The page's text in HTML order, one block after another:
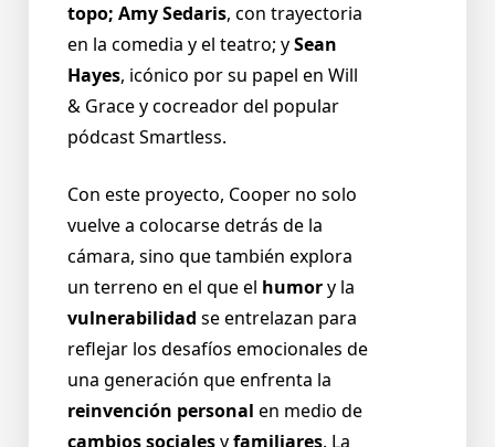
topo; Amy Sedaris, con trayectoria
en la comedia y el teatro; ySean
Hayes, icónico por su papel en Will
& Grace y cocreador del popular
pódcast Smartless.
Con este proyecto, Cooper no solo
vuelve a colocarse detrás de la
cámara, sino que también explora
un terreno en el que el humory la
vulnerabilidad se entrelazan para
reflejar los desafíos emocionales de
una generación que enfrenta la
reinvención personal en medio de
cambios socialesyfamiliares. La